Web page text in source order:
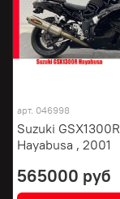
арт. 046998
Suzuki GSX1300R
Hayabusa , 2001
565000 руб